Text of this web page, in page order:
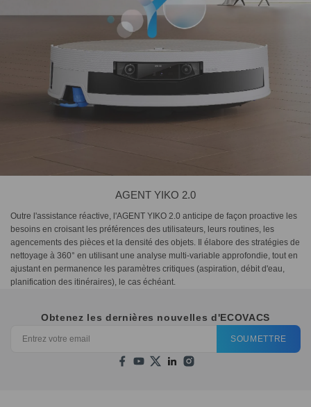
AGENT YIKO 2.0
Outre l'assistance réactive, l'AGENT YIKO 2.0 anticipe de façon proactive les
besoins en croisant les préférences des utilisateurs, leurs routines, les
agencements des pièces et la densité des objets. Il élabore des stratégies de
nettoyage à 360° en utilisant une analyse multi-variable approfondie, tout en
ajustant en permanence les paramètres critiques (aspiration, débit d'eau,
planification des itinéraires), le cas échéant.
Obtenez les dernières nouvelles d'ECOVACS
SOUMETTRE